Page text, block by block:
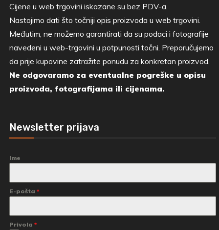
Cijene u web trgovini iskazane su bez PDV-a.
Nastojimo dati što točniji opis proizvoda u web trgovini.
Međutim, ne možemo garantirati da su podaci i fotografije
navedeni u web-trgovini u potpunosti točni. Preporučujemo
da prije kupovine zatražite ponudu za konkretan proizvod.
Ne odgovaramo za eventualne pogreške u opisu
proizvoda, fotografijama ili cijenama.
Newsletter prijava
Ime
E-pošta *
Privola *